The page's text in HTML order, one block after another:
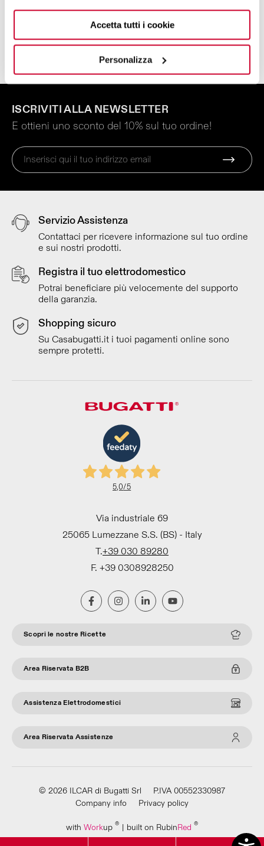
Accetta tutti i cookie
Personalizza
ISCRIVITI ALLA NEWSLETTER
E ottieni uno sconto del 10% sul tuo ordine!
Servizio Assistenza
Contattaci per ricevere informazione sul tuo ordine
e sui nostri prodotti.
Registra il tuo elettrodomestico
Potrai beneficiare più velocemente del supporto
della garanzia.
Shopping sicuro
Su Casabugatti.it i tuoi pagamenti online sono
sempre protetti.
5,0/5
Via industriale 69
25065 Lumezzane S.S. (BS) - Italy
T.+39 030 89280
F. +39 0308928250
Scopri le nostre Ricette
Area Riservata B2B
Assistenza Elettrodomestici
Area Riservata Assistenze
© 2026 ILCAR di Bugatti Srl
P.IVA 00552330987
Company info
Privacy policy
with Workup ® | built on RubinRed ®